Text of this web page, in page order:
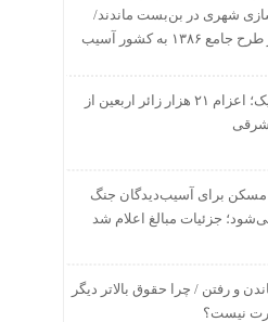
شهری در بن‌بست ماندند/
انحراف از طرح جامع ۱۳۸۶ به کشور آسیب
اینفوگرافیک؛ اعزام ۲۱ هزار زائر اربعین از
مسکن برای آسیب‌دیدگان جنگ
جزئیات مبالغ اعلام شد
و رفتن / چرا حقوق بالاتر دیگر
نیست؟